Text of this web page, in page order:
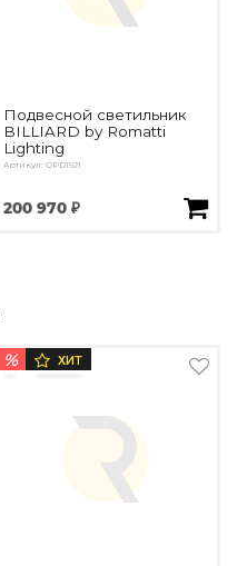
Подвесной светильник
BILLIARD by Romatti
Lighting
Артикул: OPD1921
200 970 ₽
% ХИТ